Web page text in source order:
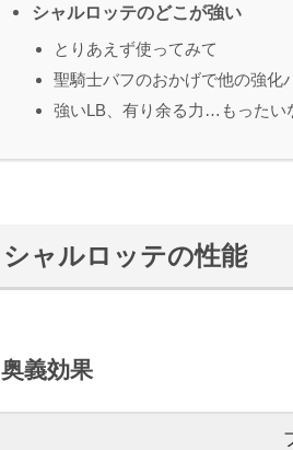
シャルロッテのどこが強い
とりあえず使ってみて
聖騎士バフのおかげで他の強化
強いLB、有り余る力…もったい
シャルロッテの性能
奥義効果